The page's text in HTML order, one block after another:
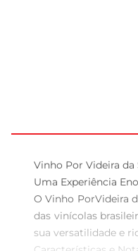
Vinho Por Videira da
Uma Experiência
O Vinho PorVideira
das vinícolas
sua versatilidade e